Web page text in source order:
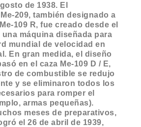
de 1938. El
209, también designado a
109 R, fue creado desde el
máquina diseñada para
mundial de velocidad en
En gran medida, el diseño
en el caza Me-109 D / E,
de combustible se redujo
y se eliminaron todos los
para romper el
armas pequeñas).
meses de preparativos,
el 26 de abril de 1939,